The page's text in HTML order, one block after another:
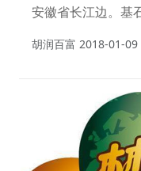
安徽省长江边。基
胡润百富 2018-01-09